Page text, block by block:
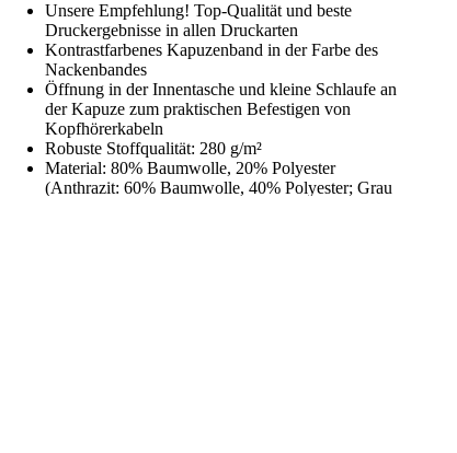
Unsere Empfehlung! Top-Qualität und beste
Druckergebnisse in allen Druckarten
Kontrastfarbenes Kapuzenband in der Farbe des
Nackenbandes
Öffnung in der Innentasche und kleine Schlaufe an
der Kapuze zum praktischen Befestigen von
Kopfhörerkabeln
Robuste Stoffqualität: 280 g/m²
Material: 80% Baumwolle, 20% Polyester
(Anthrazit: 60% Baumwolle, 40% Polyester; Grau